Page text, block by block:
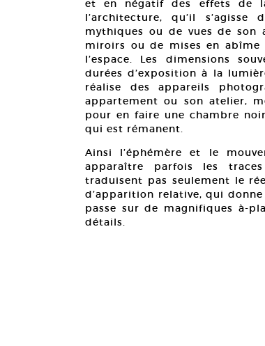
et en négatif des effets de
l’architecture, qu’il
mythiques ou de vues de son
miroirs ou de mises en abîme
l’espace. Les dimensions
durées d’exposition à la
réalise des appareils
appartement ou son atelier,
pour en faire une chambre
qui est rémanent.
Ainsi l’éphémère et le
apparaître parfois les
traduisent pas seulement le
d’apparition relative, qui
passe sur de magnifiques à-
détails.